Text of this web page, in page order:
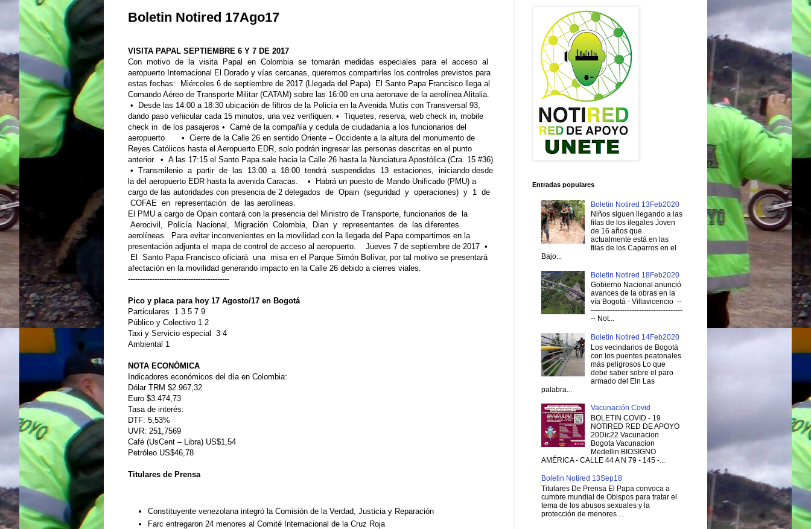
Boletin Notired 17Ago17
VISITA PAPAL SEPTIEMBRE 6 Y 7 DE 2017
Con motivo de la visita Papal en Colombia se tomarán medidas especiales para el acceso al
aeropuerto Internacional El Dorado y vías cercanas, queremos compartirles los controles previstos para
estas fechas: Miércoles 6 de septiembre de 2017 (Llegada del Papa) El Santo Papa Francisco llega al
Comando Aéreo de Transporte Militar (CATAM) sobre las 16:00 en una aeronave de la aerolínea Alitalia.
• Desde las 14:00 a 18:30 ubicación de filtros de la Policía en la Avenida Mutis con Transversal 93,
dando paso vehicular cada 15 minutos, una vez verifiquen: • Tiquetes, reserva, web check in, mobile
check in de los pasajeros • Carné de la compañía y cedula de ciudadanía a los funcionarios del
aeropuerto • Cierre de la Calle 26 en sentido Oriente – Occidente a la altura del monumento de
Reyes Católicos hasta el Aeropuerto EDR, solo podrán ingresar las personas descritas en el punto
anterior. • A las 17:15 el Santo Papa sale hacia la Calle 26 hasta la Nunciatura Apostólica (Cra. 15 #36).
• Transmilenio a partir de las 13:00 a 18:00 tendrá suspendidas 13 estaciones, iniciando desde
la del aeropuerto EDR hasta la avenida Caracas. • Habrá un puesto de Mando Unificado (PMU) a
cargo de las autoridades con presencia de 2 delegados de Opain (seguridad y operaciones) y 1 de
COFAE en representación de las aerolíneas.
El PMU a cargo de Opain contará con la presencia del Ministro de Transporte, funcionarios de la
Aerocivil, Policía Nacional, Migración Colombia, Dian y representantes de las diferentes
aerolíneas. Para evitar inconvenientes en la movilidad con la llegada del Papa compartimos en la
presentación adjunta el mapa de control de acceso al aeropuerto. Jueves 7 de septiembre de 2017 •
El Santo Papa Francisco oficiará una misa en el Parque Simón Bolívar, por tal motivo se presentará
afectación en la movilidad generando impacto en la Calle 26 debido a cierres viales.
------------------------------------------
Pico y placa para hoy 17 Agosto/17 en Bogotá
Particulares 1 3 5 7 9
Público y Colectivo 1 2
Taxi y Servicio especial 3 4
Ambiental 1
NOTA ECONÓMICA
Indicadores económicos del día en Colombia:
Dólar TRM $2.967,32
Euro $3.474,73
Tasa de interés:
DTF: 5,53%
UVR: 251,7569
Café (UsCent – Libra) US$1,54
Petróleo US$46,78
Titulares de Prensa
Constituyente venezolana integró la Comisión de la Verdad, Justicia y Reparación
Farc entregaron 24 menores al Comité Internacional de la Cruz Roja
Entradas populares
Boletin Notired 13Feb2020
Niños siguen llegando a las
filas de los ilegales Joven
de 16 años que
actualmente está en las
filas de los Caparros en el
Bajo...
Boletin Notired 18Feb2020
Gobierno Nacional anunció
avances de la obras en la
vía Bogotá - Villavicencio --
--------------------------------------
-- Not...
Boletin Notired 14Feb2020
Los vecindarios de Bogotá
con los puentes peatonales
más peligrosos Lo que
debe saber sobre el paro
armado del Eln Las
palabra...
Vacunación Covid
BOLETIN COVID - 19
NOTIRED RED DE APOYO
20Dic22 Vacunacion
Bogota Vacunacion
Medellin BIOSIGNO
AMÉRICA - CALLE 44 A N 79 - 145 -...
Boletin Notired 13Sep18
Titulares De Prensa El Papa convoca a
cumbre mundial de Obispos para tratar el
tema de los abusos sexuales y la
protección de menores ...